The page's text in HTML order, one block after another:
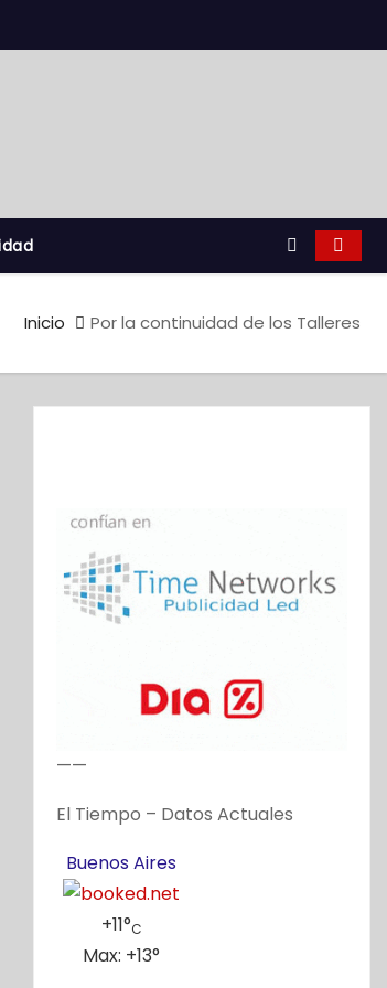
Inicio Por la continuidad de los Talleres
——
El Tiempo – Datos Actuales
Buenos Aires
+11°C
Max: +13°